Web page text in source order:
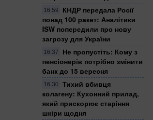
16:59
КНДР передала Росії
понад 100 ракет: Аналітики
ISW попередили про нову
загрозу для України
16:37
Не пропустіть: Кому з
пенсіонерів потрібно змінити
банк до 15 вересня
16:30
Тихий вбивця
колагену: Кухонний прилад,
який прискорює старіння
шкіри щодня